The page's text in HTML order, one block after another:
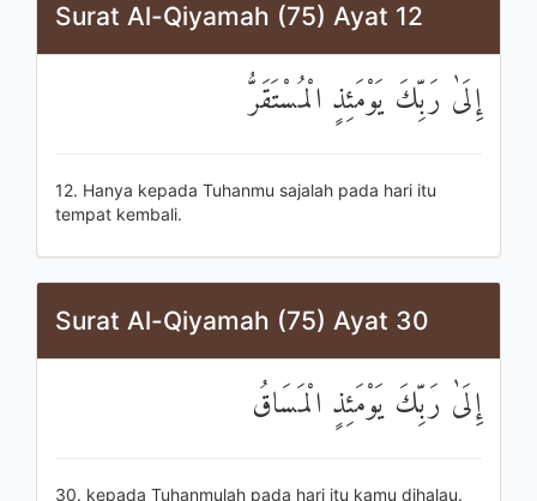
Surat Al-Qiyamah (75) Ayat 12
إِلَىٰ رَبِّكَ يَوْمَئِذٍ الْمُسْتَقَرُّ
12. Hanya kepada Tuhanmu sajalah pada hari itu
tempat kembali.
Surat Al-Qiyamah (75) Ayat 30
إِلَىٰ رَبِّكَ يَوْمَئِذٍ الْمَسَاقُ
30. kepada Tuhanmulah pada hari itu kamu dihalau.